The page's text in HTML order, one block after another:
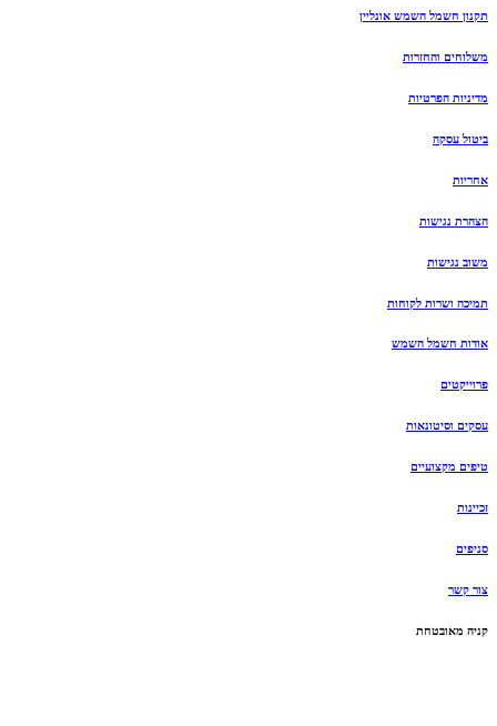
תקנון חשמל השמש אונליין
משלוחים והחזרות
מדיניות הפרטיות
ביטול עסקה
אחריות
הצהרת נגישות
משוב נגישות
תמיכה ושרות לקוחות
אודות חשמל השמש
פרוייקטים
עסקים וסיטונאות
טיפים מקצועיים
זכיינות
סניפים
צור קשר
קניה מאובטחת